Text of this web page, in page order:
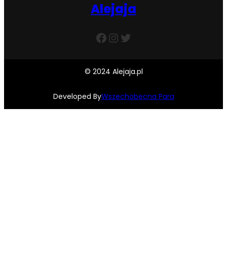
Alejaja
Facebook InstagramTwitter
© 2024 Alejaja.pl
Developed ByWszechobecna Para